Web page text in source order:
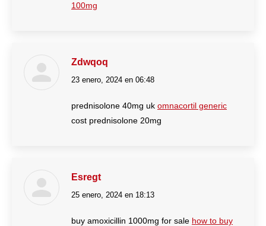
100mg
Zdwqoq
dice:
23 enero, 2024 en 06:48
prednisolone 40mg uk omnacortil generic
cost prednisolone 20mg
Esregt
dice:
25 enero, 2024 en 18:13
buy amoxicillin 1000mg for sale how to buy